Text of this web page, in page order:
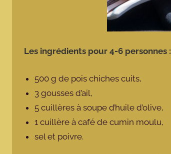
Les ingrédients pour 4-6 personnes :
500 g de pois chiches cuits,
3 gousses d’ail,
5 cuillères à soupe d’huile d’olive,
1 cuillère à café de cumin moulu,
sel et poivre.